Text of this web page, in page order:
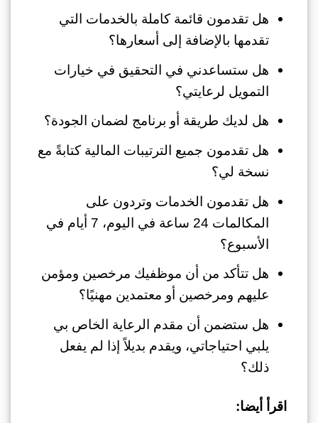
هل تقدمون قائمة كاملة بالخدمات التي
تقدمها بالإضافة إلى أسعارها؟
هل ستساعدني في التحقيق في خيارات
التمويل لرعايتي؟
هل لديك طريقة أو برنامج لضمان الجودة؟
هل تقدمون جميع الترتيبات المالية كتابةً مع
نسخة لي؟
هل تقدمون الخدمات وتردون على
المكالمات 24 ساعة في اليوم، 7 أيام في
الأسبوع؟
هل تتأكد من أن موظفيك مرخصين ومؤمن
عليهم ومرخصين أو معتمدين مهنيًا؟
هل ستضمن أن مقدم الرعاية الخاص بي
يلبي احتياجاتي، ويقدم بديلاً إذا لم يفعل
ذلك؟
اقرأ أيضا: